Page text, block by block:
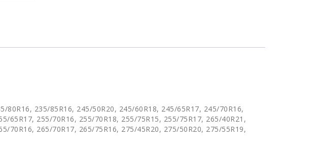
235/85R16, 245/50R20, 245/60R18, 245/65R17, 245/70R16,
65R17, 255/70R16, 255/70R18, 255/75R15, 255/75R17, 265/40R21,
70R16, 265/70R17, 265/75R16, 275/45R20, 275/50R20, 275/55R19,